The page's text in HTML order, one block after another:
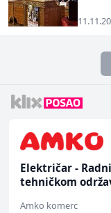
Električar -
tehničkom
Amko komerc